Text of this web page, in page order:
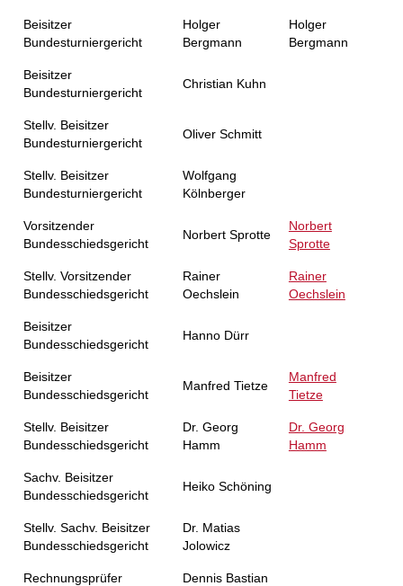
Beisitzer
Bundesturniergericht
Holger
Bergmann
Holger
Bergmann
Beisitzer
Bundesturniergericht
Christian Kuhn
Stellv. Beisitzer
Bundesturniergericht
Oliver Schmitt
Stellv. Beisitzer
Bundesturniergericht
Wolfgang
Kölnberger
Vorsitzender
Bundesschiedsgericht
Norbert Sprotte
Norbert
Sprotte
Stellv. Vorsitzender
Bundesschiedsgericht
Rainer
Oechslein
Rainer
Oechslein
Beisitzer
Bundesschiedsgericht
Hanno Dürr
Beisitzer
Bundesschiedsgericht
Manfred Tietze
Manfred
Tietze
Stellv. Beisitzer
Bundesschiedsgericht
Dr. Georg
Hamm
Dr. Georg
Hamm
Sachv. Beisitzer
Bundesschiedsgericht
Heiko Schöning
Stellv. Sachv. Beisitzer
Bundesschiedsgericht
Dr. Matias
Jolowicz
Rechnungsprüfer Dennis Bastian